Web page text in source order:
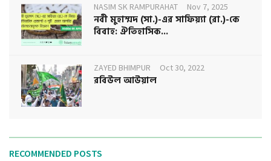
NASIM SK RAMPURAHAT Nov 7, 2025
নবী মুহাম্মদ (সা.)-এর সাফিয়্যা (রা.)-কে
বিবাহ: ঐতিহাসিক...
ZAYED BHIMPUR Oct 30, 2022
রবিউল আউয়াল
RECOMMENDED POSTS